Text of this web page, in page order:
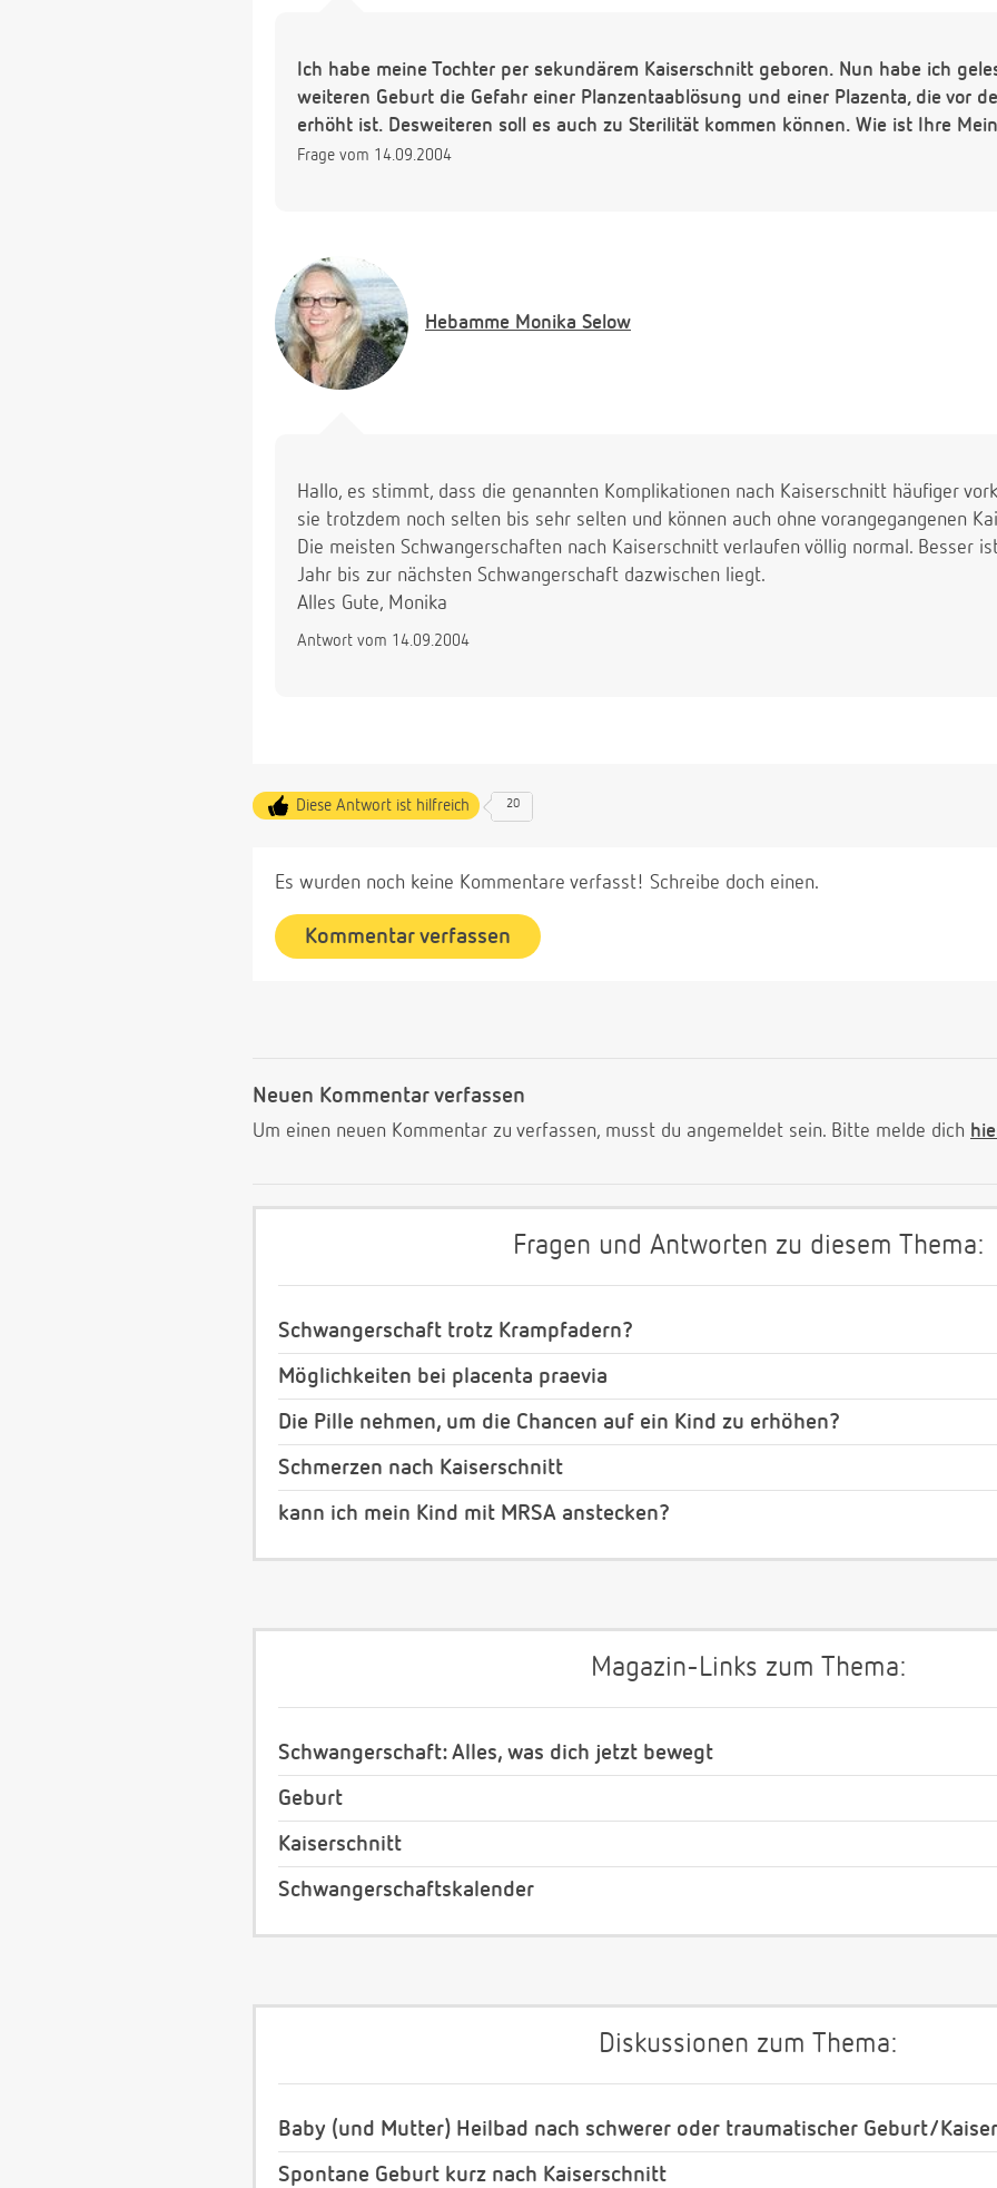
Ich habe meine Tochter per sekundärem Kaiserschnitt geboren. Nun habe ich
weiteren Geburt die Gefahr einer Planzentaablösung und einer Plazenta, die vor
erhöht ist. Desweiteren soll es auch zu Sterilität kommen können. Wie ist Ihre
Frage vom 14.09.2004
Hebamme Monika Selow
Hallo, es stimmt, dass die genannten Komplikationen nach Kaiserschnitt häufiger
sie trotzdem noch selten bis sehr selten und können auch ohne vorangegangenen
Die meisten Schwangerschaften nach Kaiserschnitt verlaufen völlig normal. Besser
Jahr bis zur nächsten Schwangerschaft dazwischen liegt.
Alles Gute, Monika
Antwort vom 14.09.2004
Diese Antwort ist hilfreich 20
Es wurden noch keine Kommentare verfasst! Schreibe doch einen.
Kommentar verfassen
Neuen Kommentar verfassen
Um einen neuen Kommentar zu verfassen, musst du angemeldet sein. Bitte melde dich
Fragen und Antworten zu diesem Thema:
Schwangerschaft trotz Krampfadern?
Möglichkeiten bei placenta praevia
Die Pille nehmen, um die Chancen auf ein Kind zu erhöhen?
Schmerzen nach Kaiserschnitt
kann ich mein Kind mit MRSA anstecken?
Magazin-Links zum Thema:
Schwangerschaft: Alles, was dich jetzt bewegt
Geburt
Kaiserschnitt
Schwangerschaftskalender
Diskussionen zum Thema:
Baby (und Mutter) Heilbad nach schwerer oder traumatischer Geburt/
Spontane Geburt kurz nach Kaiserschnitt